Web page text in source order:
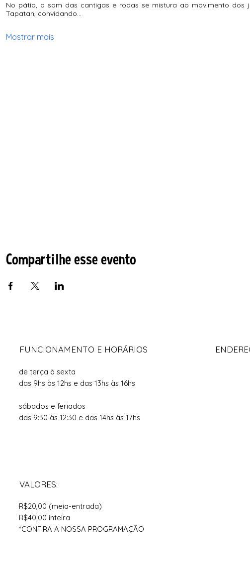
No pátio, o som das cantigas e rodas se mistura ao movimento dos
Tapatan, convidando…
Mostrar mais
Compartilhe esse evento
FUNCIONAMENTO E HORÁRIOS
de terça à sexta
das 9hs às 12hs e das 13hs às 16hs
sábados e feriados
das 9:30 às 12:30 e das 14hs às 17hs
VALORES:
R$20,00 (meia-entrada)
R$40,00 inteira
*CONFIRA A NOSSA PROGRAMAÇÃO